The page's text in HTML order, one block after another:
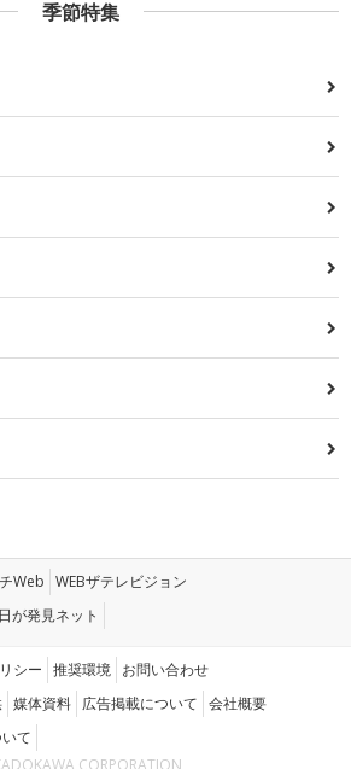
季節特集
Web WEBザテレビジョン
が発見ネット
シー 推奨環境 お問い合わせ
媒体資料 広告掲載について 会社概要
て
CORPORATION